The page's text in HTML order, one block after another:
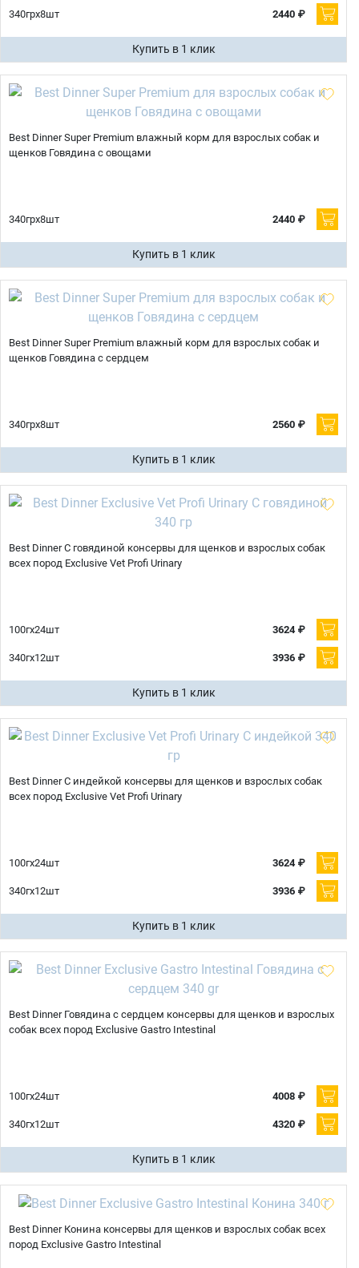
340грх8шт 2440 ₽
Купить в 1 клик
Best Dinner Super Premium влажный корм для взрослых собак и
щенков Говядина с овощами
340грх8шт 2440 ₽
Купить в 1 клик
Best Dinner Super Premium влажный корм для взрослых собак и
щенков Говядина с сердцем
340грх8шт 2560 ₽
Купить в 1 клик
Best Dinner С говядиной консервы для щенков и взрослых собак
всех пород Exclusive Vet Profi Urinary
100гх24шт 3624 ₽
340гх12шт 3936 ₽
Купить в 1 клик
Best Dinner С индейкой консервы для щенков и взрослых собак
всех пород Exclusive Vet Profi Urinary
100гх24шт 3624 ₽
340гх12шт 3936 ₽
Купить в 1 клик
Best Dinner Говядина с сердцем консервы для щенков и взрослых
собак всех пород Exclusive Gastro Intestinal
100гх24шт 4008 ₽
340гх12шт 4320 ₽
Купить в 1 клик
Best Dinner Конина консервы для щенков и взрослых собак всех
пород Exclusive Gastro Intestinal